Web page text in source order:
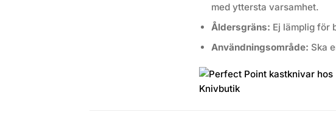
med yttersta varsamhet.
Åldersgräns: Ej lämplig för
Användningsområde: Ska